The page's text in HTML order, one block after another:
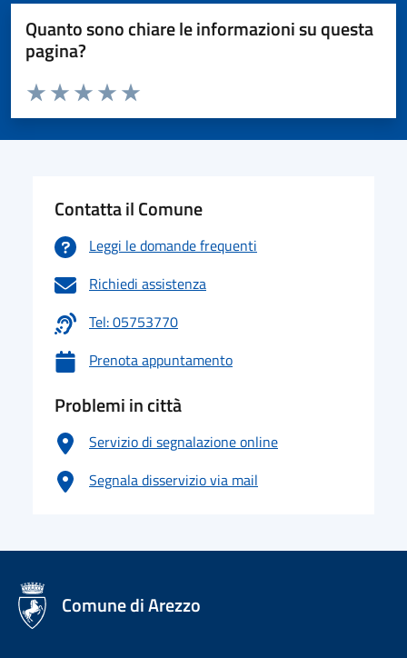
Quanto sono chiare le informazioni su questa
pagina?
Valuta da 1 a 5 stelle la pagina
Valuta 5 stelle su 5
Valuta 4 stelle su 5
Valuta 3 stelle su 5
Valuta 2 stelle su 5
Valuta 1 stelle su 5
Contatta il Comune
Leggi le domande frequenti
Richiedi assistenza
Tel: 05753770
Prenota appuntamento
Problemi in città
Servizio di segnalazione online
Segnala disservizio via mail
logo Unione Europea
Comune di Arezzo